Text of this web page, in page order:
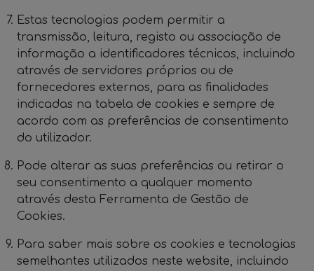
Estas tecnologias podem permitir a
transmissão, leitura, registo ou associação de
informação a identificadores técnicos, incluindo
através de servidores próprios ou de
fornecedores externos, para as finalidades
indicadas na tabela de cookies e sempre de
acordo com as preferências de consentimento
do utilizador.
Pode alterar as suas preferências ou retirar o
seu consentimento a qualquer momento
através desta Ferramenta de Gestão de
Cookies.
Para saber mais sobre os cookies e tecnologias
semelhantes utilizados neste website, incluindo